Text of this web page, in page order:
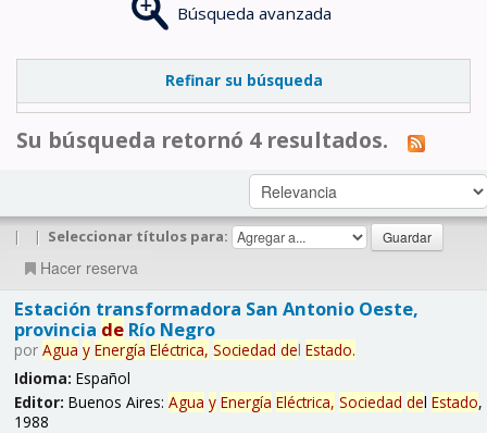
Búsqueda avanzada
Refinar su búsqueda
Su búsqueda retornó 4 resultados.
| | Seleccionar títulos para:
Hacer reserva
Estación transformadora San Antonio Oeste,
provincia deRío Negro
por Agua y Energía Eléctrica, Sociedad del Estado.
Idioma: Español
Editor: Buenos Aires: Agua y Energía Eléctrica, Sociedad del Estado,
1988